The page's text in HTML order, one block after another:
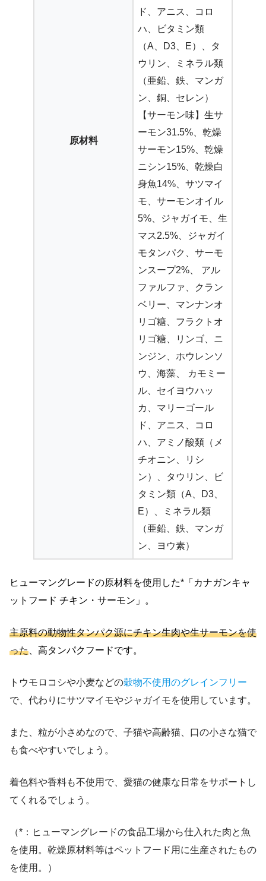
原材料
ド、アニス、コロ
ハ、ビタミン類
（A、D3、E）、タ
ウリン、ミネラル類
（亜鉛、鉄、マンガ
ン、銅、セレン）
【サーモン味】生サ
ーモン31.5%、乾燥
サーモン15%、乾燥
ニシン15%、乾燥白
身魚14%、サツマイ
モ、サーモンオイル
5%、ジャガイモ、生
マス2.5%、ジャガイ
モタンパク、サーモ
ンスープ2%、 アル
ファルファ、クラン
ベリー、マンナンオ
リゴ糖、フラクトオ
リゴ糖、リンゴ、ニ
ンジン、ホウレンソ
ウ、海藻、 カモミー
ル、セイヨウハッ
カ、マリーゴール
ド、アニス、コロ
ハ、アミノ酸類（メ
チオニン、リシ
ン）、タウリン、ビ
タミン類（A、D3、
E）、ミネラル類
（亜鉛、鉄、マンガ
ン、ヨウ素）
ヒューマングレードの原材料を使用した*「カナガンキャ
ットフード チキン・サーモン」。
主原料の動物性タンパク源にチキン生肉や生サーモンを使
った 、高タンパクフードです。
トウモロコシや小麦などの穀物不使用のグレインフリー
で、代わりにサツマイモやジャガイモを使用しています。
また、粒が小さめなので、子猫や高齢猫、口の小さな猫で
も食べやすいでしょう。
着色料や香料も不使用で、愛猫の健康な日常をサポートし
てくれるでしょう。
（*：ヒューマングレードの食品工場から仕入れた肉と魚
を使用。乾燥原材料等はペットフード用に生産されたもの
を使用。）